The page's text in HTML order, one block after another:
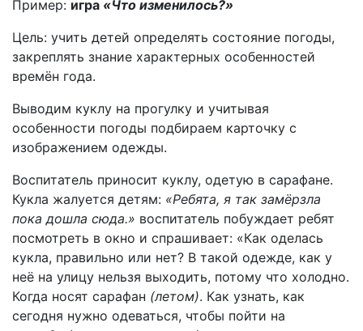
Пример: игра «Что изменилось?»
Цель: учить детей определять состояние погоды,
закреплять знание характерных особенностей
времён года.
Выводим куклу на прогулку и учитывая
особенности погоды подбираем карточку с
изображением одежды.
Воспитатель приносит куклу, одетую в сарафане.
Кукла жалуется детям: «Ребята, я так замёрзла
пока дошла сюда.» воспитатель побуждает ребят
посмотреть в окно и спрашивает: «Как оделась
кукла, правильно или нет? В такой одежде, как у
неё на улицу нельзя выходить, потому что холодно.
Когда носят сарафан (летом). Как узнать, как
сегодня нужно одеваться, чтобы пойти на